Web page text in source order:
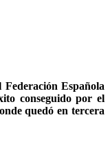
Española
conseguido por el
quedó en tercera